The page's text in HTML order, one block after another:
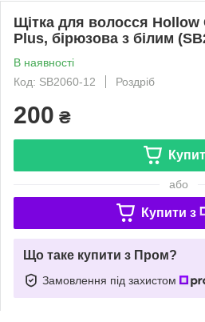
Щітка для волосся
Plus, бірюзова з білим
В наявності
Код: SB2060-12
Роздріб
200 ₴
або
Купити з
Що таке купити з Пром?
Замовлення під захистом